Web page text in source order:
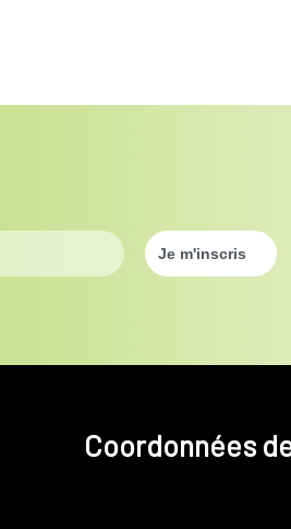
Coordonnées